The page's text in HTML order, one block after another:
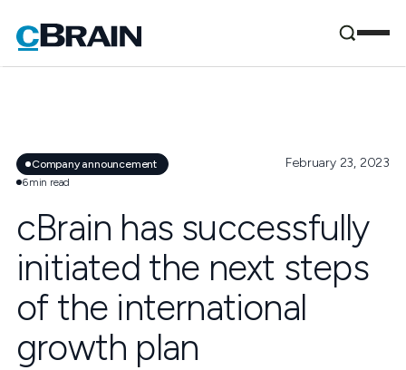
Company announcement
6min read
February 23, 2023
cBrain has successfully
initiated the next steps
of the international
growth plan